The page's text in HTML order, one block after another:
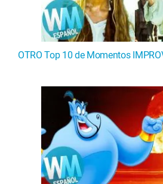
OTRO Top 10 de Momentos